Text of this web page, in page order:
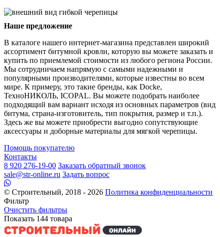
Наше предложение
В каталоге нашего интернет-магазина представлен широкий
ассортимент битумной кровли, которую вы можете заказать и
купить по приемлемой стоимости из любого региона России.
Мы сотрудничаем напрямую с самыми надежными и
популярными производителями, которые известны во всем
мире. К примеру, это такие бренды, как Docke,
ТехноНИКОЛЬ, ICOPAL. Вы можете подобрать наиболее
подходящий вам вариант исходя из основных параметров (вид
битума, страна-изготовитель, тип покрытия, размер и т.п.).
Здесь же вы можете приобрести выгодно сопутствующие
аксессуары и доборные материалы для мягкой черепицы.
Помощь покупателю
Контакты
8 920 276-19-00 Заказать обратный звонок
sale@str-online.ru Задать вопрос
© Строительный, 2018 - 2026 Политика конфиденциальности
Фильтр
Очистить фильтры
Показать 144 товара